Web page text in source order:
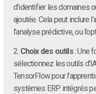
d’identifier les domaines
ajoutée. Cela peut inclure l’
l’analyse prédictive, ou
2. Choix des outils: Une
sélectionnez les outils
TensorFlow pour
systèmes ERP intégrés